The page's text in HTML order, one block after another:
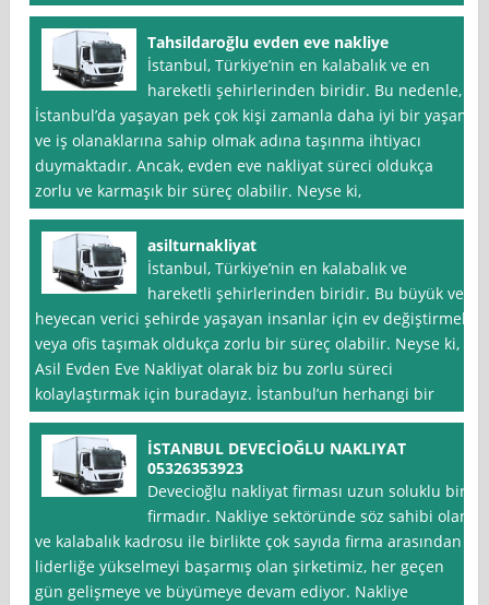
Tahsildaroğlu evden eve nakliye
İstanbul, Türkiye’nin en kalabalık ve en
hareketli şehirlerinden biridir. Bu nedenle,
İstanbul’da yaşayan pek çok kişi zamanla daha iyi bir yaşam
ve iş olanaklarına sahip olmak adına taşınma ihtiyacı
duymaktadır. Ancak, evden eve nakliyat süreci oldukça
zorlu ve karmaşık bir süreç olabilir. Neyse ki,
asilturnakliyat
İstanbul, Türkiye’nin en kalabalık ve
hareketli şehirlerinden biridir. Bu büyük ve
heyecan verici şehirde yaşayan insanlar için ev değiştirmek
veya ofis taşımak oldukça zorlu bir süreç olabilir. Neyse ki,
Asil Evden Eve Nakliyat olarak biz bu zorlu süreci
kolaylaştırmak için buradayız. İstanbul’un herhangi bir
İSTANBUL DEVECİOĞLU NAKLIYAT
05326353923
Devecioğlu nakliyat firması uzun soluklu bir
firmadır. Nakliye sektöründe söz sahibi olan
ve kalabalık kadrosu ile birlikte çok sayıda firma arasından
liderliğe yükselmeyi başarmış olan şirketimiz, her geçen
gün gelişmeye ve büyümeye devam ediyor. Nakliye